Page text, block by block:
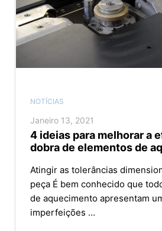
NOTÍCIAS
Janeiro 13, 2021
4 ideias para melhorar a
dobra de elementos de
Atingir as tolerâncias
peça É bem conhecido que
de aquecimento apresentam
imperfeições …